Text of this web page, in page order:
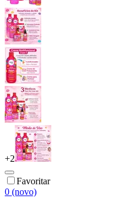
+2
Favoritar
0 (novo)